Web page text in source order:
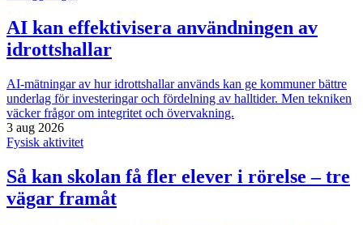
AI kan effektivisera användningen av
idrottshallar
AI-mätningar av hur idrottshallar används kan ge kommuner bättre
underlag för investeringar och fördelning av halltider. Men tekniken
väcker frågor om integritet och övervakning.
3 aug 2026
Fysisk aktivitet
Så kan skolan få fler elever i rörelse – tre
vägar framåt